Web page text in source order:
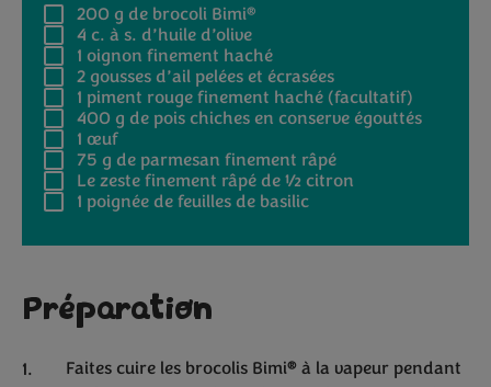
200 g de brocoli Bimi®
4 c. à s. d’huile d’olive
1 oignon finement haché
2 gousses d’ail pelées et écrasées
1 piment rouge finement haché (facultatif)
400 g de pois chiches en conserve égouttés
1 œuf
75 g de parmesan finement râpé
Le zeste finement râpé de ½ citron
1 poignée de feuilles de basilic
Préparation
Faites cuire les brocolis Bimi® à la vapeur pendant